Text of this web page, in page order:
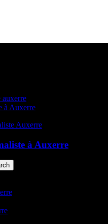
Auxerre
à Auxerre